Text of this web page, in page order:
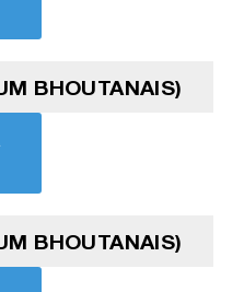
BHOUTANAIS)
BHOUTANAIS)